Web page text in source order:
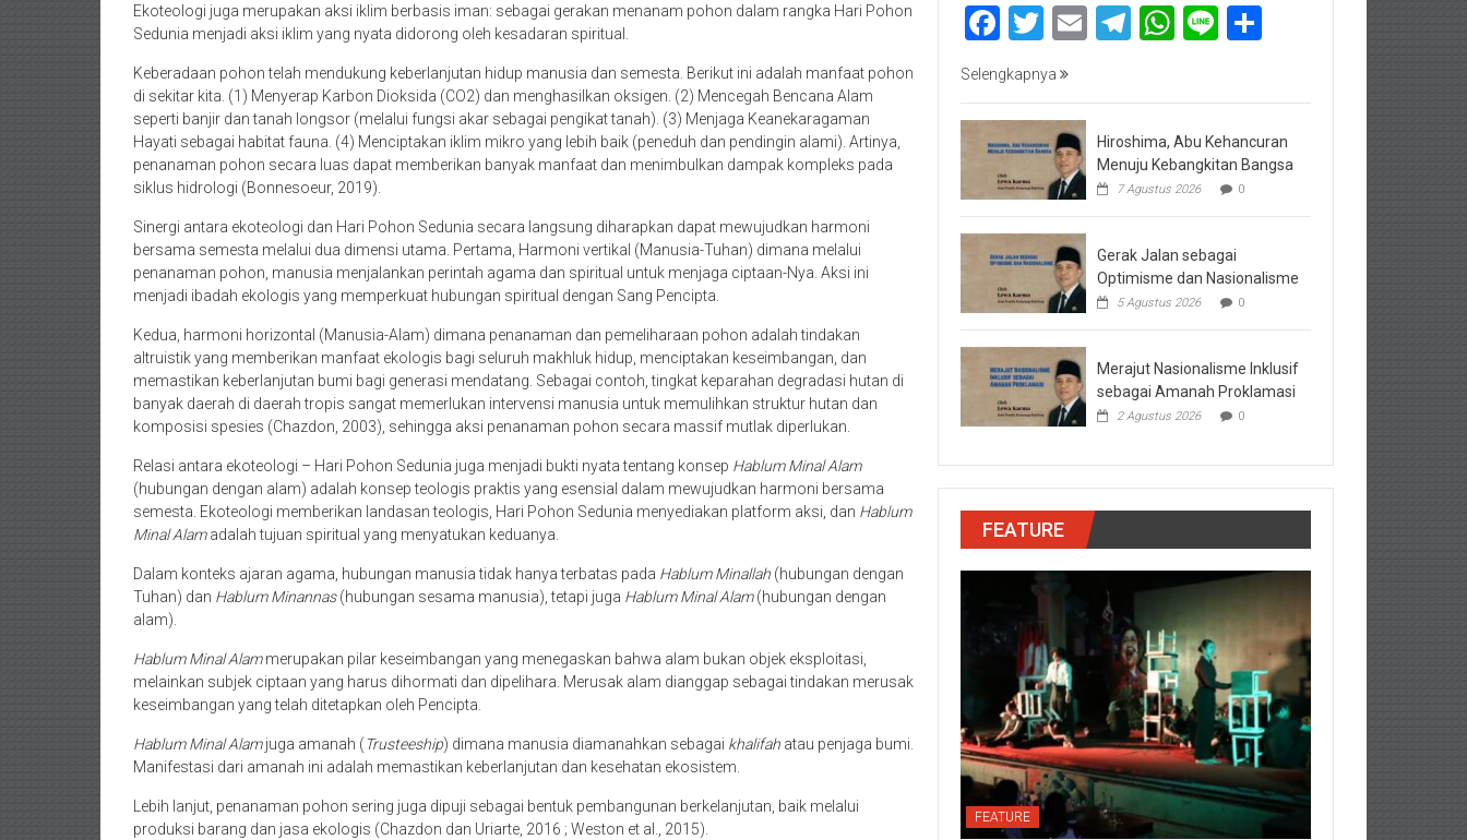
Ekoteologi juga merupakan aksi iklim berbasis iman: sebagai gerakan menanam pohon dalam rangka Hari Pohon
Sedunia menjadi aksi iklim yang nyata didorong oleh kesadaran spiritual.
Keberadaan pohon telah mendukung keberlanjutan hidup manusia dan semesta. Berikut ini adalah manfaat pohon
di sekitar kita. (1) Menyerap Karbon Dioksida (CO2) dan menghasilkan oksigen. (2) Mencegah Bencana Alam
seperti banjir dan tanah longsor (melalui fungsi akar sebagai pengikat tanah). (3) Menjaga Keanekaragaman
Hayati sebagai habitat fauna. (4) Menciptakan iklim mikro yang lebih baik (peneduh dan pendingin alami). Artinya,
penanaman pohon secara luas dapat memberikan banyak manfaat dan menimbulkan dampak kompleks pada
siklus hidrologi (Bonnesoeur, 2019).
Sinergi antara ekoteologi dan Hari Pohon Sedunia secara langsung diharapkan dapat mewujudkan harmoni
bersama semesta melalui dua dimensi utama. Pertama, Harmoni vertikal (Manusia-Tuhan) dimana melalui
penanaman pohon, manusia menjalankan perintah agama dan spiritual untuk menjaga ciptaan-Nya. Aksi ini
menjadi ibadah ekologis yang memperkuat hubungan spiritual dengan Sang Pencipta.
Kedua, harmoni horizontal (Manusia-Alam) dimana penanaman dan pemeliharaan pohon adalah tindakan
altruistik yang memberikan manfaat ekologis bagi seluruh makhluk hidup, menciptakan keseimbangan, dan
memastikan keberlanjutan bumi bagi generasi mendatang. Sebagai contoh, tingkat keparahan degradasi hutan di
banyak daerah di daerah tropis sangat memerlukan intervensi manusia untuk memulihkan struktur hutan dan
komposisi spesies (Chazdon, 2003), sehingga aksi penanaman pohon secara massif mutlak diperlukan.
Relasi antara ekoteologi – Hari Pohon Sedunia juga menjadi bukti nyata tentang konsep Hablum Minal Alam
(hubungan dengan alam) adalah konsep teologis praktis yang esensial dalam mewujudkan harmoni bersama
semesta. Ekoteologi memberikan landasan teologis, Hari Pohon Sedunia menyediakan platform aksi, dan Hablum
Minal Alamadalah tujuan spiritual yang menyatukan keduanya.
Dalam konteks ajaran agama, hubungan manusia tidak hanya terbatas pada Hablum Minallah (hubungan dengan
Tuhan) dan Hablum Minannas(hubungan sesama manusia), tetapi juga Hablum Minal Alam(hubungan dengan
alam).
Hablum Minal Alammerupakan pilar keseimbangan yang menegaskan bahwa alam bukan objek eksploitasi,
melainkan subjek ciptaan yang harus dihormati dan dipelihara. Merusak alam dianggap sebagai tindakan merusak
keseimbangan yang telah ditetapkan oleh Pencipta.
Hablum Minal Alamjuga amanah (Trusteeship) dimana manusia diamanahkan sebagai khalifah atau penjaga bumi.
Manifestasi dari amanah ini adalah memastikan keberlanjutan dan kesehatan ekosistem.
Lebih lanjut, penanaman pohon sering juga dipuji sebagai bentuk pembangunan berkelanjutan, baik melalui
produksi barang dan jasa ekologis (Chazdon dan Uriarte, 2016 ; Weston et al., 2015).
Facebook
Twitter
EmailTelegram
WhatsApp
Line
Selengkapnya
Hiroshima, Abu Kehancuran
Menuju Kebangkitan Bangsa
7 Agustus 2026 0
Gerak Jalan sebagai
Optimisme dan Nasionalisme
5 Agustus 2026 0
Merajut Nasionalisme Inklusif
sebagai Amanah Proklamasi
2 Agustus 2026 0
FEATURE
FEATURE